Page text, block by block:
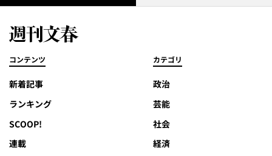
コンテンツ
新着記事
ランキング
SCOOP!
連載
カテゴリ
政治
芸能
社会
経済